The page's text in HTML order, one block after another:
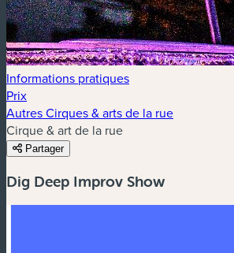
Informations pratiques
Prix
Autres Cirques & arts de la rue
Cirque & art de la rue
Partager
Dig Deep Improv Show